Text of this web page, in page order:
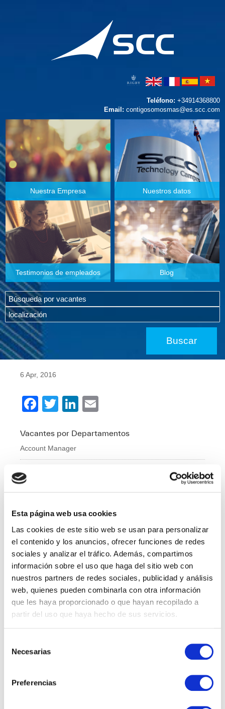
Esta página web usa cookies
Las cookies de este sitio web se usan para personalizar
el contenido y los anuncios, ofrecer funciones de redes
sociales y analizar el tráfico. Además, compartimos
información sobre el uso que haga del sitio web con
nuestros partners de redes sociales, publicidad y análisis
web, quienes pueden combinarla con otra información
que les haya proporcionado o que hayan recopilado a
partir del uso que haya hecho de sus servicios.
Necesarias
Preferencias
Teléfono: +34914368800
Email: contigosomosmas@es.scc.com
Nuestra Empresa Nuestros datos
Testimonios de empleados Blog
6 Apr, 2016
F
c
e
k
T
tt
er
Li
k
ail
Vacantes por Departamentos
Account Manager
Administración y Finanzas
Calidad
Compras
IT
Logí­stica
Managed Services
Marketing
RRHH